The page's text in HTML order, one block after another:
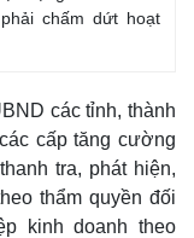
chấm dứt hoạt
các tỉnh, thành
cấp tăng cường
tra, phát hiện,
thẩm quyền đối
kinh doanh theo